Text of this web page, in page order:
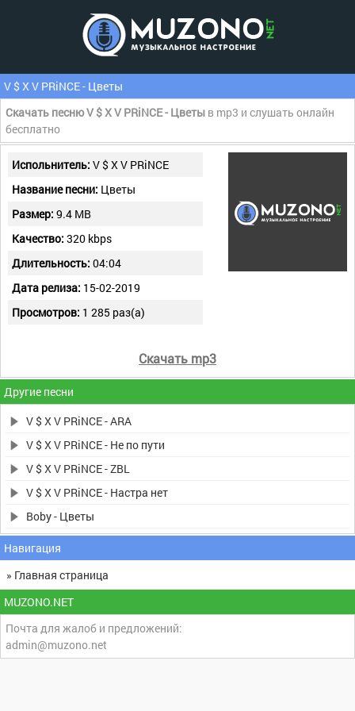
V $ X V PRiNCE - Цветы
Скачать песню V $ X V PRiNCE - Цветы в mp3 и слушать онлайн
бесплатно
Испольнитель: V $ X V PRiNCE
Название песни: Цветы
Размер: 9.4 MB
Качество: 320 kbps
Длительность: 04:04
Дата релиза: 15-02-2019
Просмотров: 1 285 раз(а)
Скачать mp3
Другие песни
V $ X V PRiNCE - ARA
V $ X V PRiNCE - Не по пути
V $ X V PRiNCE - ZBL
V $ X V PRiNCE - Настра нет
Boby - Цветы
Навигация
» Главная страница
MUZONO.NET
Почта для жалоб и предложений:
admin@muzono.net